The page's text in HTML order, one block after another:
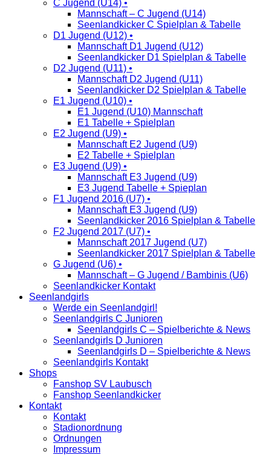
C Jugend (U14) •
Mannschaft – C Jugend (U14)
Seenlandkicker C Spielplan & Tabelle
D1 Jugend (U12) •
Mannschaft D1 Jugend (U12)
Seenlandkicker D1 Spielplan & Tabelle
D2 Jugend (U11) •
Mannschaft D2 Jugend (U11)
Seenlandkicker D2 Spielplan & Tabelle
E1 Jugend (U10) •
E1 Jugend (U10) Mannschaft
E1 Tabelle + Spielplan
E2 Jugend (U9) •
Mannschaft E2 Jugend (U9)
E2 Tabelle + Spielplan
E3 Jugend (U9) •
Mannschaft E3 Jugend (U9)
E3 Jugend Tabelle + Spieplan
F1 Jugend 2016 (U7) •
Mannschaft E3 Jugend (U9)
Seenlandkicker 2016 Spielplan & Tabelle
F2 Jugend 2017 (U7) •
Mannschaft 2017 Jugend (U7)
Seenlandkicker 2017 Spielplan & Tabelle
G Jugend (U6) •
Mannschaft – G Jugend / Bambinis (U6)
Seenlandkicker Kontakt
Seenlandgirls
Werde ein Seenlandgirl!
Seenlandgirls C Junioren
Seenlandgirls C – Spielberichte & News
Seenlandgirls D Junioren
Seenlandgirls D – Spielberichte & News
Seenlandgirls Kontakt
Shops
Fanshop SV Laubusch
Fanshop Seenlandkicker
Kontakt
Kontakt
Stadionordnung
Ordnungen
Impressum